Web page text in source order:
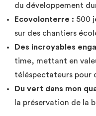
du développement
Ecovolonterre : 500
sur des chantiers
Des incroyables
time, mettant en
téléspectateurs pour
Du vert dans mon
la préservation de la